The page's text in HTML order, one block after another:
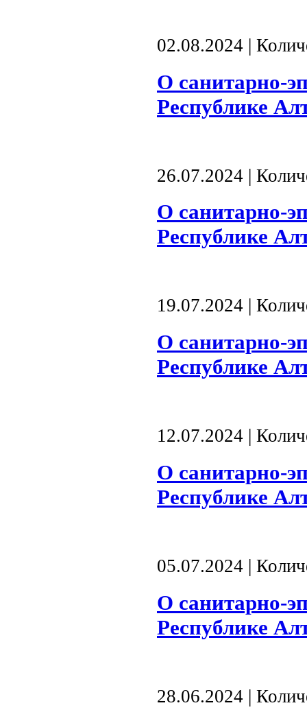
02.08.2024 |
О санитарно-
Республике
26.07.2024 |
О санитарно-
Республике
19.07.2024 |
О санитарно-
Республике
12.07.2024 |
О санитарно-
Республике
05.07.2024 |
О санитарно-
Республике
28.06.2024 |